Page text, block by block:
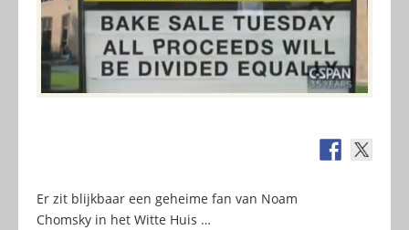
Er zit blijkbaar een geheime fan van Noam
Chomsky in het Witte Huis …